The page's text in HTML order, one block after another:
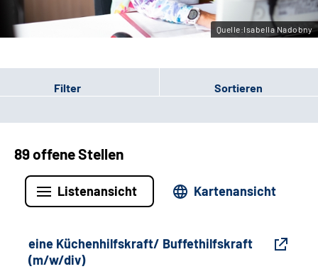
Quelle:Isabella Nadobny
Filter Sortieren
89 offene Stellen
Listenansicht Kartenansicht
eine Küchenhilfskraft/ Buffethilfskraft
(m/w/div)